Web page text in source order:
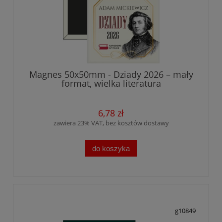
Magnes 50x50mm - Dziady 2026 – mały
format, wielka literatura
6,78 zł
zawiera 23% VAT, bez kosztów dostawy
do koszyka
g10849